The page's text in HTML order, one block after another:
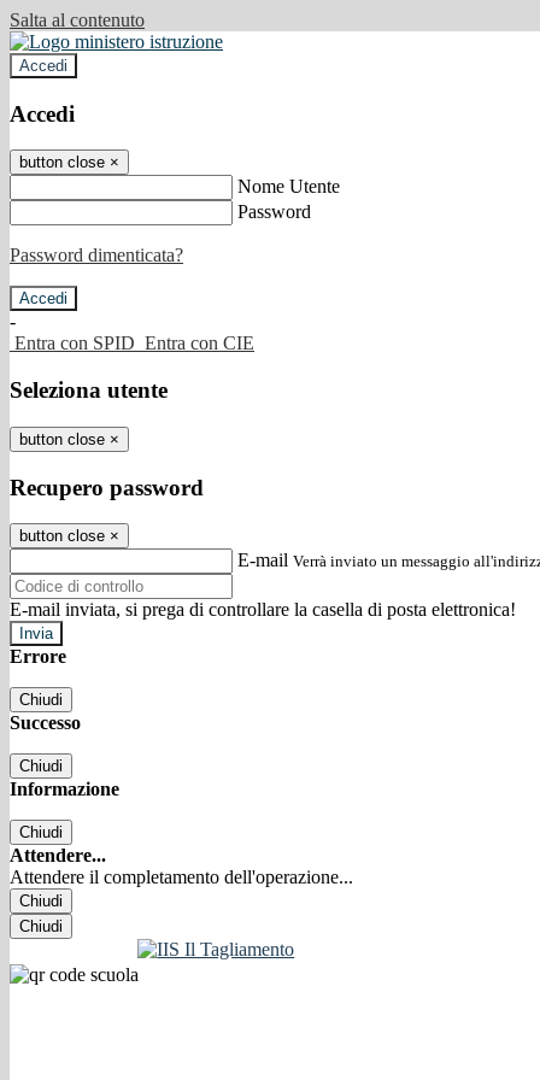
Salta al contenuto
Accedi
Accedi
button close ×
Nome Utente
Password
Password dimenticata?
-
Entra con SPID Entra con CIE
Seleziona utente
button close ×
Recupero password
button close ×
E-mail Verrà inviato un messaggio
E-mail inviata, si prega di controllare la casella di posta elettronica!
Errore
Chiudi
Successo
Chiudi
Informazione
Chiudi
Attendere...
Attendere il completamento dell'operazione...
Chiudi
Chiudi